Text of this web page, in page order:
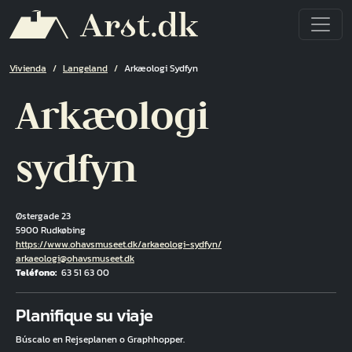
Ruta de navegación
Vivienda Langeland Arkæologi Sydfyn
Arkæologi
sydfyn
Østergade 23
5900 Rudkøbing
Hjemmeside
https://www.ohavsmuseet.dk/arkaeologi-sydfyn/
Correo electrónico
arkaeologi@ohavsmuseet.dk
Teléfono 63 51 63 00
Planifique su viaje
Búscalo en Rejseplanen o Graphhopper.